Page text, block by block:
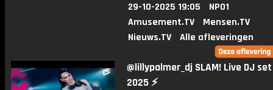
29-10-2025 19:05
NPO1
Amusement.TV
Mensen.TV
Nieuws.TV
Alle afleveringen
@lillypalmer_dj SLAM! Live DJ set
2025 ⚡